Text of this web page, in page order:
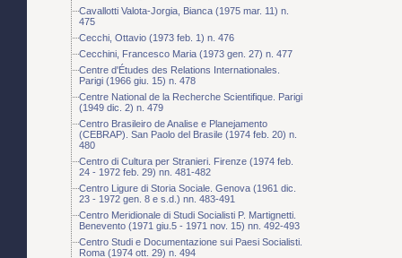
Cavallotti Valota-Jorgia, Bianca (1975 mar. 11) n.
475
Cecchi, Ottavio (1973 feb. 1) n. 476
Cecchini, Francesco Maria (1973 gen. 27) n. 477
Centre d'Études des Relations Internationales.
Parigi (1966 giu. 15) n. 478
Centre National de la Recherche Scientifique. Parigi
(1949 dic. 2) n. 479
Centro Brasileiro de Analise e Planejamento
(CEBRAP). San Paolo del Brasile (1974 feb. 20) n.
480
Centro di Cultura per Stranieri. Firenze (1974 feb.
24 - 1972 feb. 29) nn. 481-482
Centro Ligure di Storia Sociale. Genova (1961 dic.
23 - 1972 gen. 8 e s.d.) nn. 483-491
Centro Meridionale di Studi Socialisti P. Martignetti.
Benevento (1971 giu.5 - 1971 nov. 15) nn. 492-493
Centro Studi e Documentazione sui Paesi Socialisti.
Roma (1974 ott. 29) n. 494